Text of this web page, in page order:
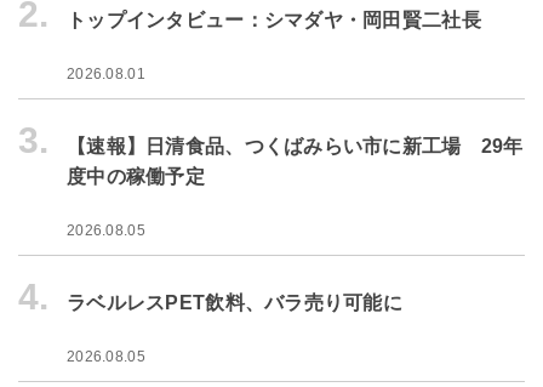
2. トップインタビュー：シマダヤ・岡田賢二社長
2026.08.01
3.
【速報】日清食品、つくばみらい市に新工場 29年
度中の稼働予定
2026.08.05
4. ラベルレスPET飲料、バラ売り可能に
2026.08.05